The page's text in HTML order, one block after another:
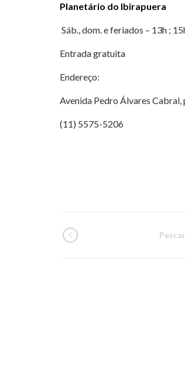
Planetário do Ibirapuera
Sáb., dom. e feriados – 13h ;
Entrada gratuita
Endereço:
Avenida Pedro Álvares
(11) 5575-5206